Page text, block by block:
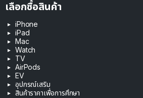
เลือกซื้อสินค้า
iPhone
iPad
Mac
Watch
TV
AirPods
EV
อุปกรณ์เสริม
สินค้าราคาเพื่อการศึกษา